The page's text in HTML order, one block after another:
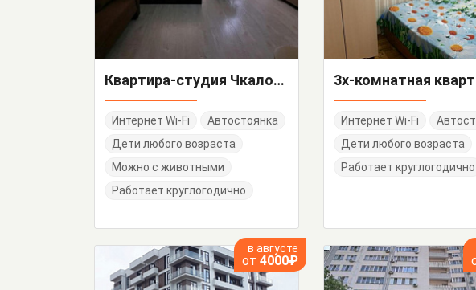
Квартира-студия Чкалова 11
Интернет Wi-Fi
Автостоянка
Дети любого возраста
Можно с животными
Работает круглогодично
Интернет Wi-Fi
Дети любого возраста
Работает круглогодично
в августе
от 4000₽